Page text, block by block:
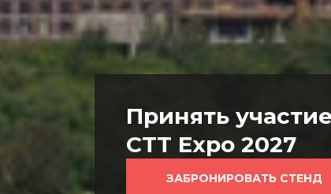
Принять
CTT Expo 2027
ЗАБРОНИРОВАТЬ СТЕНД